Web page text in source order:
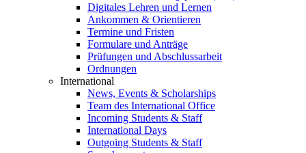
Digitales Lehren und Lernen
Ankommen & Orientieren
Termine und Fristen
Formulare und Anträge
Prüfungen und Abschlussarbeit
Ordnungen
International
News, Events & Scholarships
Team des International Office
Incoming Students & Staff
International Days
Outgoing Students & Staff